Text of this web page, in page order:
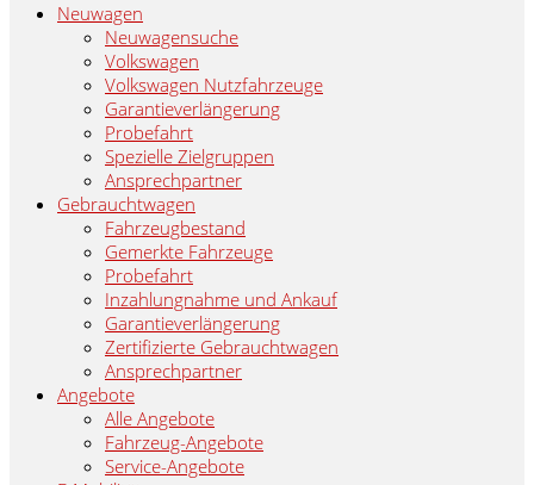
Neuwagen
Neuwagensuche
Volkswagen
Volkswagen Nutzfahrzeuge
Garantieverlängerung
Probefahrt
Spezielle Zielgruppen
Ansprechpartner
Gebrauchtwagen
Fahrzeugbestand
Gemerkte Fahrzeuge
Probefahrt
Inzahlungnahme und Ankauf
Garantieverlängerung
Zertifizierte Gebrauchtwagen
Ansprechpartner
Angebote
Alle Angebote
Fahrzeug-Angebote
Service-Angebote